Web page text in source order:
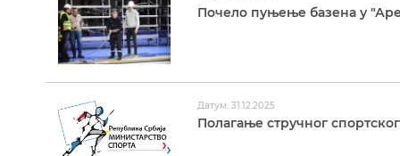
Почело пуњење базена у
Датум: 31.12.2025
Полагање стручног